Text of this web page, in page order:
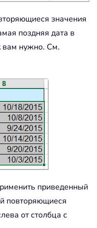
значения
поздняя дата в
вам нужно. См.
приведенный
повторяющиеся
от столбца с